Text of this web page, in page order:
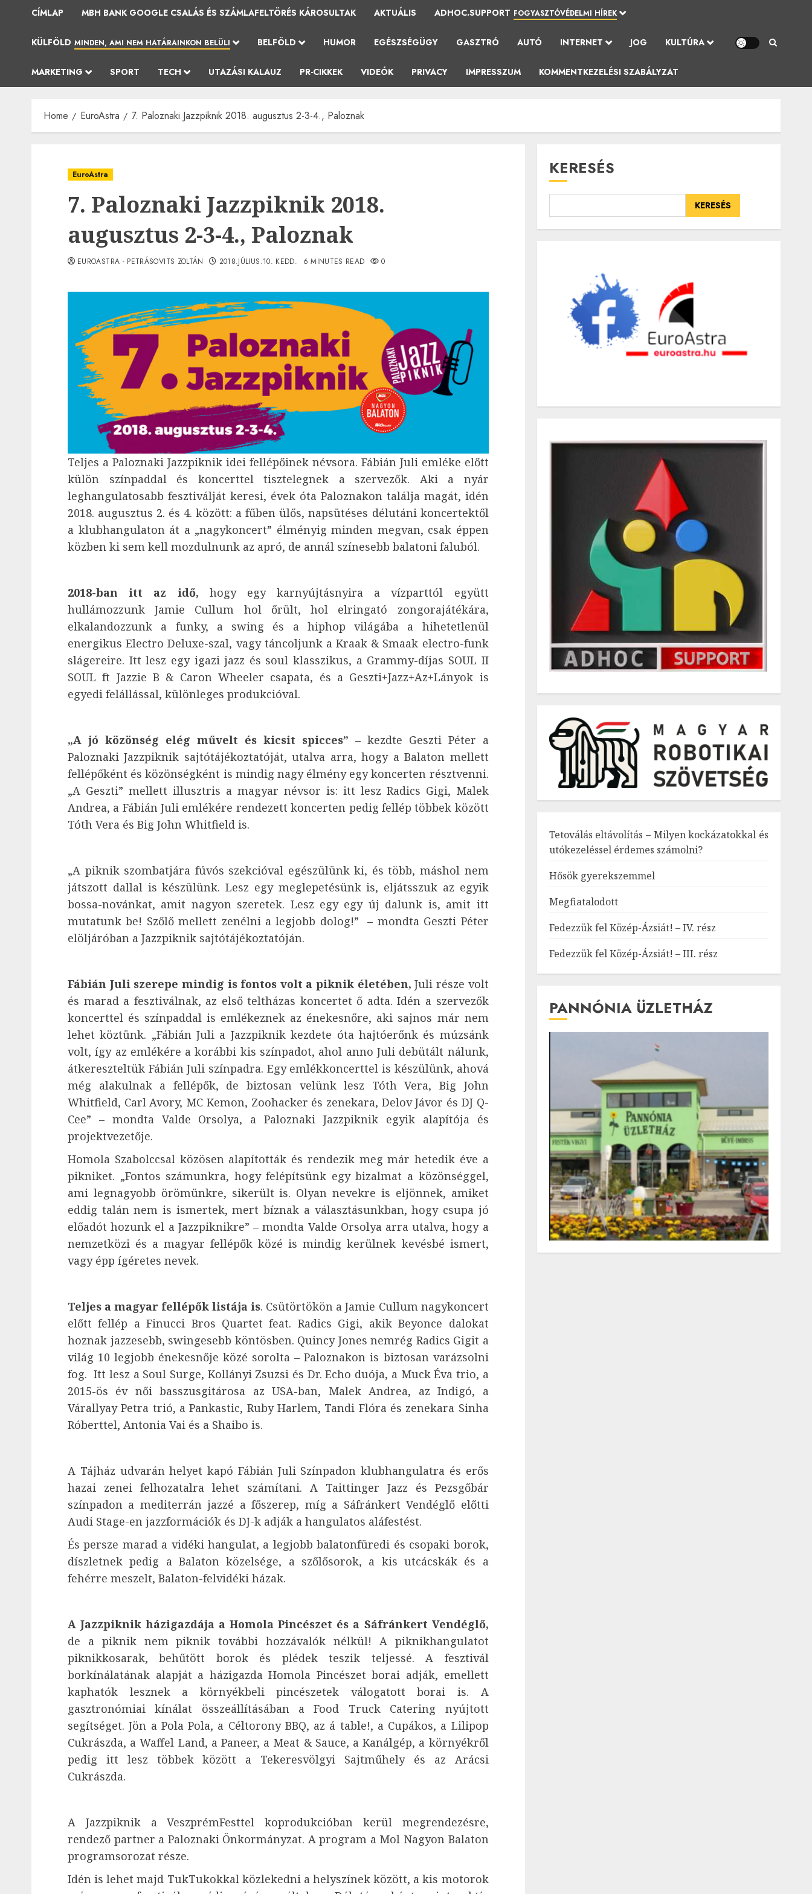
CÍMLAP MBH BANK GOOGLE CSALÁS ÉS SZÁMLAFELTÖRÉS KÁROSULTAK AKTUÁLIS ADHOC.SUPPORT FOGYASZTÓVÉDELMI HÍREK
KÜLFÖLD MINDEN, AMI NEM HATÁRAINKON BELÜLI BELFÖLD HUMOR EGÉSZSÉGÜGY GASZTRÓ AUTÓ INTERNET JOG KULTÚRA
MARKETING SPORT TECH UTAZÁSI KALAUZ PR-CIKKEK VIDEÓK PRIVACY IMPRESSZUM KOMMENTKEZELÉSI SZABÁLYZAT
Home EuroAstra 7. Paloznaki Jazzpiknik 2018. augusztus 2-3-4., Paloznak
EuroAstra
7. Paloznaki Jazzpiknik 2018.
augusztus 2-3-4., Paloznak
EUROASTRA - PETRÁSOVITS ZOLTÁN 2018.JÚLIUS.10. KEDD. 6 MINUTES READ 0
Teljes a Paloznaki Jazzpiknik idei fellépőinek névsora. Fábián Juli emléke előtt
külön színpaddal és koncerttel tisztelegnek a szervezők. Aki a nyár
leghangulatosabb fesztiválját keresi, évek óta Paloznakon találja magát, idén
2018. augusztus 2. és 4. között: a fűben ülős, napsütéses délutáni koncertektől
a klubhangulaton át a „nagykoncert” élményig minden megvan, csak éppen
közben ki sem kell mozdulnunk az apró, de annál színesebb balatoni faluból.
2018-ban itt az idő, hogy egy karnyújtásnyira a vízparttól együtt
hullámozzunk Jamie Cullum hol őrült, hol elringató zongorajátékára,
elkalandozzunk a funky, a swing és a hiphop világába a hihetetlenül
energikus Electro Deluxe-szal, vagy táncoljunk a Kraak & Smaak electro-funk
slágereire. Itt lesz egy igazi jazz és soul klasszikus, a Grammy-díjas SOUL II
SOUL ft Jazzie B & Caron Wheeler csapata, és a Geszti+Jazz+Az+Lányok is
egyedi felállással, különleges produkcióval.
„A jó közönség elég művelt és kicsit spicces” – kezdte Geszti Péter a
Paloznaki Jazzpiknik sajtótájékoztatóját, utalva arra, hogy a Balaton mellett
fellépőként és közönségként is mindig nagy élmény egy koncerten résztvenni.
„A Geszti” mellett illusztris a magyar névsor is: itt lesz Radics Gigi, Malek
Andrea, a Fábián Juli emlékére rendezett koncerten pedig fellép többek között
Tóth Vera és Big John Whitfield is.
„A piknik szombatjára fúvós szekcióval egészülünk ki, és több, máshol nem
játszott dallal is készülünk. Lesz egy meglepetésünk is, eljátsszuk az egyik
bossa-novánkat, amit nagyon szeretek. Lesz egy egy új dalunk is, amit itt
mutatunk be! Szőlő mellett zenélni a legjobb dolog!” – mondta Geszti Péter
elöljáróban a Jazzpiknik sajtótájékoztatóján.
Fábián Juli szerepe mindig is fontos volt a piknik életében, Juli része volt
és marad a fesztiválnak, az első teltházas koncertet ő adta. Idén a szervezők
koncerttel és színpaddal is emlékeznek az énekesnőre, aki sajnos már nem
lehet köztünk. „Fábián Juli a Jazzpiknik kezdete óta hajtóerőnk és múzsánk
volt, így az emlékére a korábbi kis színpadot, ahol anno Juli debütált nálunk,
átkereszteltük Fábián Juli színpadra. Egy emlékkoncerttel is készülünk, ahová
még alakulnak a fellépők, de biztosan velünk lesz Tóth Vera, Big John
Whitfield, Carl Avory, MC Kemon, Zoohacker és zenekara, Delov Jávor és DJ Q-
Cee” – mondta Valde Orsolya, a Paloznaki Jazzpiknik egyik alapítója és
projektvezetője.
Homola Szabolccsal közösen alapították és rendezik meg már hetedik éve a
pikniket. „Fontos számunkra, hogy felépítsünk egy bizalmat a közönséggel,
ami legnagyobb örömünkre, sikerült is. Olyan nevekre is eljönnek, amiket
eddig talán nem is ismertek, mert bíznak a választásunkban, hogy csupa jó
előadót hozunk el a Jazzpiknikre” – mondta Valde Orsolya arra utalva, hogy a
nemzetközi és a magyar fellépők közé is mindig kerülnek kevésbé ismert,
vagy épp ígéretes nevek.
Teljes a magyar fellépők listája is. Csütörtökön a Jamie Cullum nagykoncert
előtt fellép a Finucci Bros Quartet feat. Radics Gigi, akik Beyonce dalokat
hoznak jazzesebb, swingesebb köntösben. Quincy Jones nemrég Radics Gigit a
világ 10 legjobb énekesnője közé sorolta – Paloznakon is biztosan varázsolni
fog. Itt lesz a Soul Surge, Kollányi Zsuzsi és Dr. Echo duója, a Muck Éva trio, a
2015-ös év női basszusgitárosa az USA-ban, Malek Andrea, az Indigó, a
Várallyay Petra trió, a Pankastic, Ruby Harlem, Tandi Flóra és zenekara Sinha
Róberttel, Antonia Vai és a Shaibo is.
A Tájház udvarán helyet kapó Fábián Juli Színpadon klubhangulatra és erős
hazai zenei felhozatalra lehet számítani. A Taittinger Jazz és Pezsgőbár
színpadon a mediterrán jazzé a főszerep, míg a Sáfránkert Vendéglő előtti
Audi Stage-en jazzformációk és DJ-k adják a hangulatos aláfestést.
És persze marad a vidéki hangulat, a legjobb balatonfüredi és csopaki borok,
díszletnek pedig a Balaton közelsége, a szőlősorok, a kis utcácskák és a
fehérre meszelt, Balaton-felvidéki házak.
A Jazzpiknik házigazdája a Homola Pincészet és a Sáfránkert Vendéglő,
de a piknik nem piknik további hozzávalók nélkül! A piknikhangulatot
piknikkosarak, behűtött borok és plédek teszik teljessé. A fesztivál
borkínálatának alapját a házigazda Homola Pincészet borai adják, emellett
kaphatók lesznek a környékbeli pincészetek válogatott borai is. A
gasztronómiai kínálat összeállításában a Food Truck Catering nyújtott
segítséget. Jön a Pola Pola, a Céltorony BBQ, az á table!, a Cupákos, a Lilipop
Cukrászda, a Waffel Land, a Paneer, a Meat & Sauce, a Kanálgép, a környékről
pedig itt lesz többek között a Tekeresvölgyi Sajtműhely és az Arácsi
Cukrászda.
A Jazzpiknik a VeszprémFesttel koprodukcióban kerül megrendezésre,
rendező partner a Paloznaki Önkormányzat. A program a Mol Nagyon Balaton
programsorozat része.
Idén is lehet majd TukTukokkal közlekedni a helyszínek között, a kis motorok
KERESÉS
KERESÉS
Tetoválás eltávolítás – Milyen kockázatokkal és
utókezeléssel érdemes számolni?
Hősök gyerekszemmel
Megfiatalodott
Fedezzük fel Közép-Ázsiát! – IV. rész
Fedezzük fel Közép-Ázsiát! – III. rész
PANNÓNIA ÜZLETHÁZ